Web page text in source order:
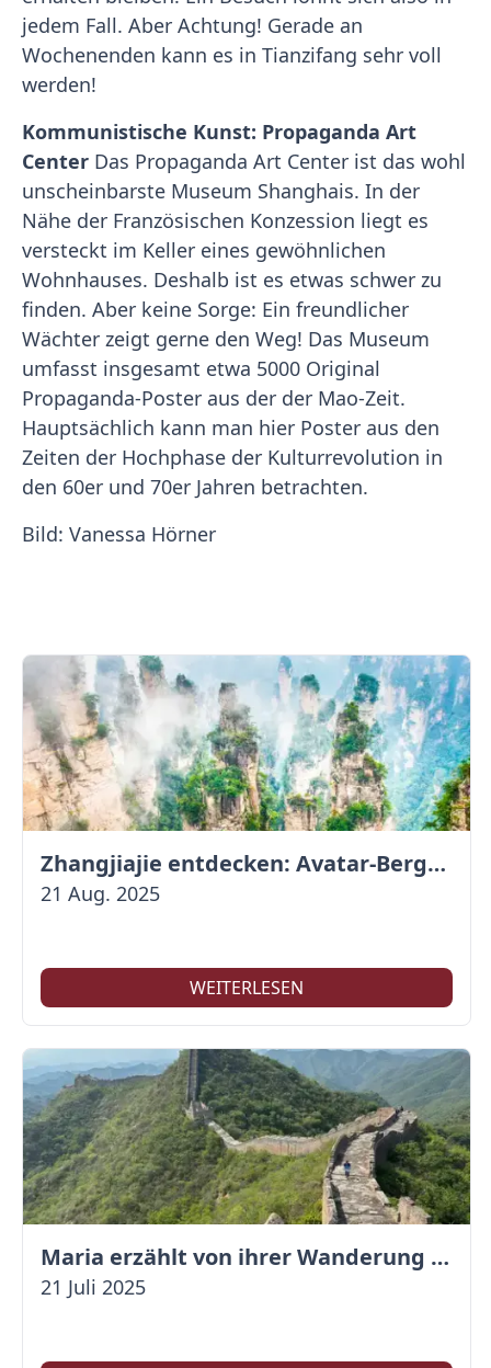
jedem Fall. Aber Achtung! Gerade an
Wochenenden kann es in Tianzifang sehr voll
werden!
Kommunistische Kunst: Propaganda Art
Center Das Propaganda Art Center ist das wohl
unscheinbarste Museum Shanghais. In der
Nähe der Französischen Konzession liegt es
versteckt im Keller eines gewöhnlichen
Wohnhauses. Deshalb ist es etwas schwer zu
finden. Aber keine Sorge: Ein freundlicher
Wächter zeigt gerne den Weg! Das Museum
umfasst insgesamt etwa 5000 Original
Propaganda-Poster aus der der Mao-Zeit.
Hauptsächlich kann man hier Poster aus den
Zeiten der Hochphase der Kulturrevolution in
den 60er und 70er Jahren betrachten.
Bild: Vanessa Hörner
Zhangjiajie entdecken: Avatar-Berge & Altstadt von Fenghuang
21 Aug. 2025
WEITERLESEN
Maria erzählt von ihrer Wanderung auf der Großen Mauer
21 Juli 2025